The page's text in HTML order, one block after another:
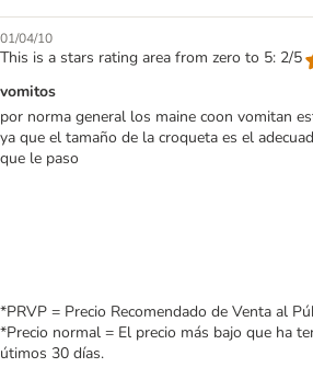
01/04/10
This is a stars rating area from zero to 5: 2/5
vomitos
por norma general los maine coon vomitan
ya que el tamaño de la croqueta es el
que le paso
*PRVP = Precio Recomendado de Venta al
*Precio normal = El precio más bajo que ha
útimos 30 días.